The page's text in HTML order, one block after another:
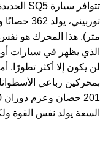
متر). هذا المحرك هو
السعة يولد نفس القوة ولكن